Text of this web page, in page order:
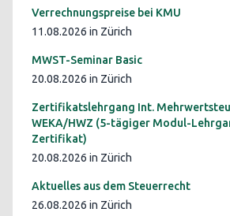
Verrechnungspreise bei KMU
11.08.2026 in Zürich
MWST-Seminar Basic
20.08.2026 in Zürich
Zertifikatslehrgang Int.
WEKA/HWZ (5-tägiger Modul-
Zertifikat)
20.08.2026 in Zürich
Aktuelles aus dem Steuerrecht
26.08.2026 in Zürich